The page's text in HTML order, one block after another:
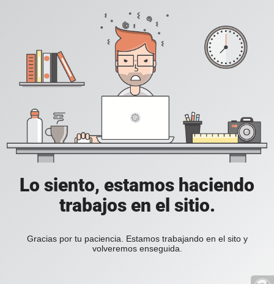
Lo siento, estamos haciendo
trabajos en el sitio.
Gracias por tu paciencia. Estamos trabajando en el sito y
volveremos enseguida.